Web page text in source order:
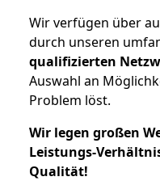
Wir verfügen über
durch unseren
qualifizierten
Auswahl an
Problem löst.
Wir legen großen
Leistungs-
Qualität!